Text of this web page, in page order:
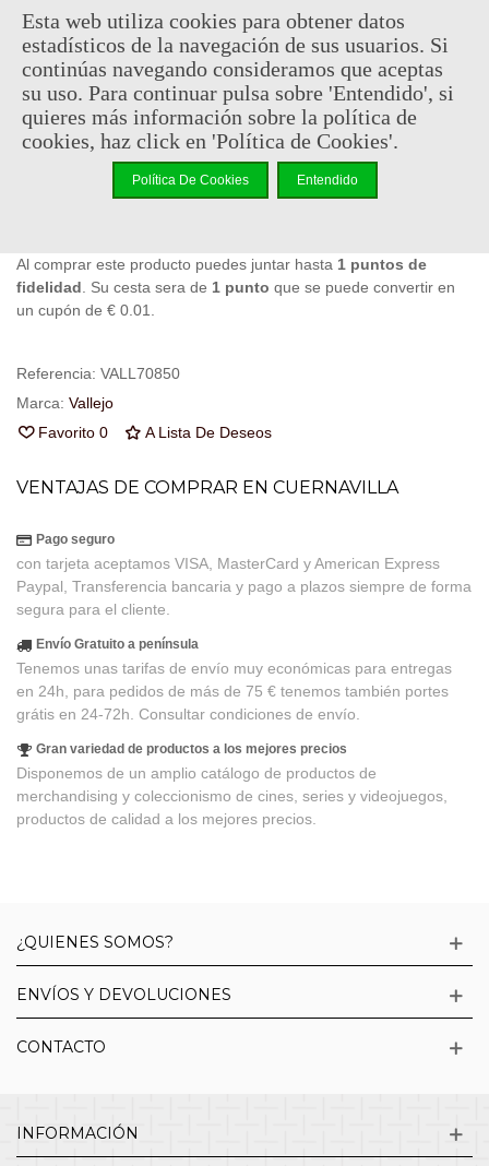
2,41 € (impuestos inc.)
En stock, envío en 24/48h
Añadir Al Carrito
Código QR Compartir
Al comprar este producto puedes juntar hasta 1 puntos de
fidelidad . Su cesta sera de 1 punto que se puede convertir en
un cupón de € 0.01
Referencia: VALL70850
Marca: Vallejo
Favorito 0 A Lista De Deseos
VENTAJAS DE COMPRAR EN CUERNAVILLA
Pago seguro
con tarjeta aceptamos VISA, MasterCard y American Express
Paypal, Transferencia bancaria y pago a plazos siempre de forma
segura para el cliente.
Envío Gratuito a península
Tenemos unas tarifas de envío muy económicas para entregas
en 24h, para pedidos de más de 75 € tenemos también portes
grátis en 24-72h. Consultar condiciones de envío.
Gran variedad de productos a los mejores precios
Disponemos de un amplio catálogo de productos de
merchandising y coleccionismo de cines, series y videojuegos,
productos de calidad a los mejores precios.
¿QUIENES SOMOS?
ENVÍOS Y DEVOLUCIONES
CONTACTO
INFORMACIÓN
Esta web utiliza cookies para obtener datos
estadísticos de la navegación de sus usuarios. Si
continúas navegando consideramos que aceptas
su uso. Para continuar pulsa sobre 'Entendido', si
quieres más información sobre la política de
cookies, haz click en 'Política de Cookies'.
Política De Cookies Entendido